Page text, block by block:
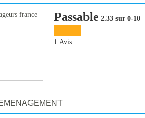
Passable 2.33 sur 0-10
1 Avis.